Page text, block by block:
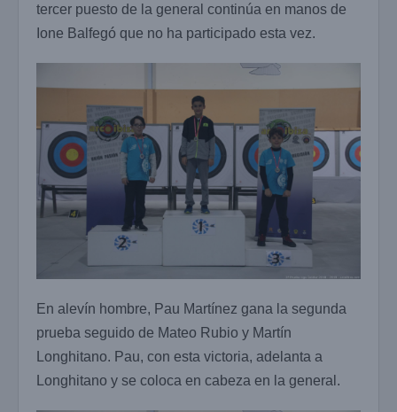
tercer puesto de la general continúa en manos de
Ione Balfegó que no ha participado esta vez.
En alevín hombre, Pau Martínez gana la segunda
prueba seguido de Mateo Rubio y Martín
Longhitano. Pau, con esta victoria, adelanta a
Longhitano y se coloca en cabeza en la general.